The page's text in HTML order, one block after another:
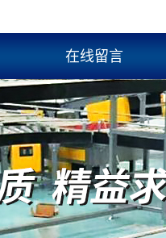
在线留言